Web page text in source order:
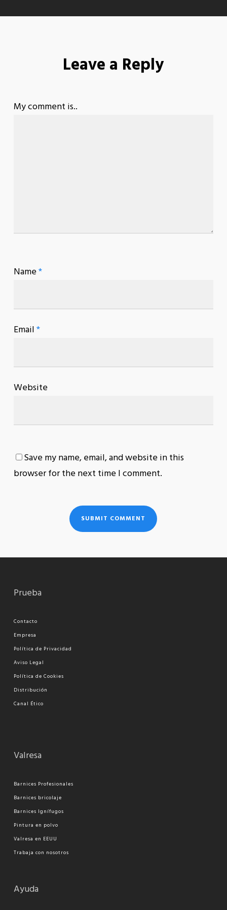
Leave a Reply
My comment is..
Name*
Email*
Website
Save my name, email, and website in this
browser for the next time I comment.
Prueba
Contacto
Empresa
Política de Privacidad
Aviso Legal
Política de Cookies
Distribución
Canal Ético
Valresa
Barnices Profesionales
Barnices bricolaje
Barnices Ignífugos
Pintura en polvo
Valresa en EEUU
Trabaja con nosotros
Ayuda